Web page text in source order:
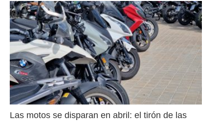
Las motos se disparan en abril: el tirón de las